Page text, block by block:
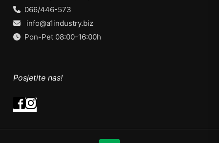
066/446-573
info@a1industry.biz
Pon-Pet 08:00-16:00h
Posjetite nas!